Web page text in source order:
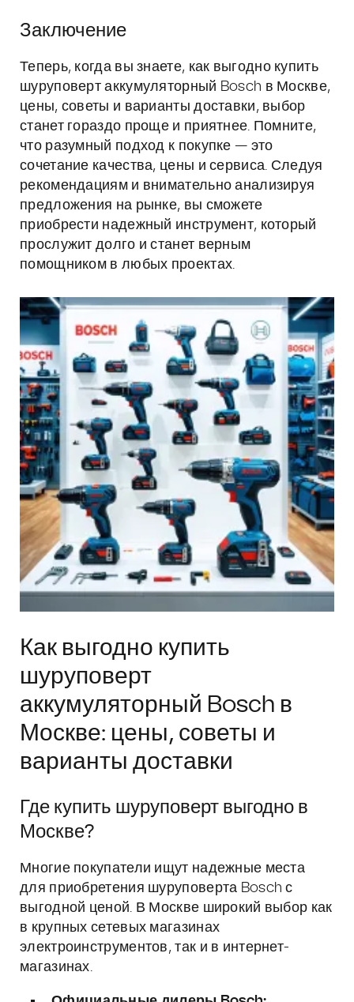
Заключение
Теперь, когда вы знаете, как выгодно купить
шуруповерт аккумуляторный Bosch в Москве,
цены, советы и варианты доставки, выбор
станет гораздо проще и приятнее. Помните,
что разумный подход к покупке — это
сочетание качества, цены и сервиса. Следуя
рекомендациям и внимательно анализируя
предложения на рынке, вы сможете
приобрести надежный инструмент, который
прослужит долго и станет верным
помощником в любых проектах.
Как выгодно купить
шуруповерт
аккумуляторный Bosch в
Москве: цены, советы и
варианты доставки
Где купить шуруповерт выгодно в
Москве?
Многие покупатели ищут надежные места
для приобретения шуруповерта Bosch с
выгодной ценой. В Москве широкий выбор как
в крупных сетевых магазинах
электроинструментов, так и в интернет-
магазинах.